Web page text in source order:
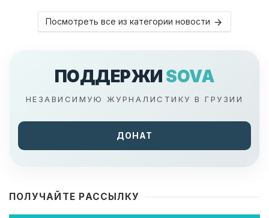
Посмотреть все из категории новости
ПОДДЕРЖИ SOVA
НЕЗАВИСИМУЮ ЖУРНАЛИСТИКУ В ГРУЗИИ
ДОНАТ
ПОЛУЧАЙТЕ РАССЫЛКУ